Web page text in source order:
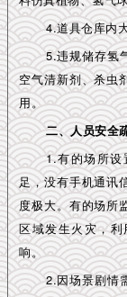
4.道具仓库内
5.违规储存氢
空气清新剂、杀虫
用。
二、人员安全
1.有的场所设
足，没有手机通讯
度极大。有的场所
区域发生火灾，
响。
2.因场景剧情